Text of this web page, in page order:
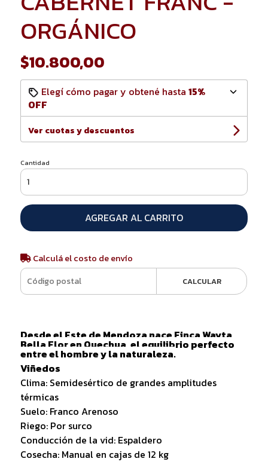
ORGÁNICO
$10.800,00
Elegí cómo pagar y obtené hasta 15%
OFF
Ver cuotas y descuentos
Cantidad
AGREGAR AL CARRITO
Calculá el costo de envío
CALCULAR
Desde el Este de Mendoza nace Finca Wayta,
Bella Flor en Quechua, el equilibrio perfecto
entre el hombre y la naturaleza.
Viñedos
Clima: Semidesértico de grandes amplitudes
térmicas
Suelo: Franco Arenoso
Riego: Por surco
Conducción de la vid: Espaldero
Cosecha: Manual en cajas de 12 kg